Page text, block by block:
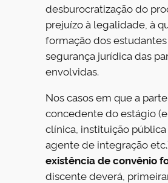
desburocratização do
prejuízo à legalidade, à
formação dos
segurança jurídica das
envolvidas.
Nos casos em que a parte
concedente do estágio
clínica, instituição pública
agente de integração
existência de convênio
discente deverá,